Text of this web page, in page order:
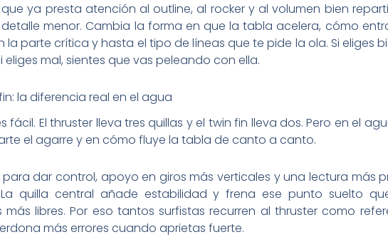
ya presta atención al outline, al rocker y al volumen bien
menor. Cambia la forma en que la tabla acelera, cómo
la parte crítica y hasta el tipo de líneas que te pide la ola. Si eliges
eliges mal, sientes que vas peleando con ella.
la diferencia real en el agua
fácil. El thruster lleva tres quillas y el twin fin lleva dos. Pero en el
el agarre y en cómo fluye la tabla de canto a canto.
para dar control, apoyo en giros más verticales y una lectura más
quilla central añade estabilidad y frena ese punto suelto
más libres. Por eso tantos surfistas recurren al thruster como
más errores cuando aprietas fuerte.